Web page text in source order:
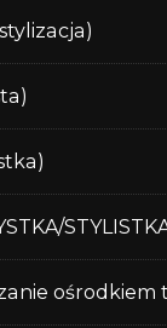
ośrodkiem